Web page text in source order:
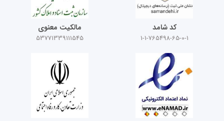
کد شامد
1-1-765498-65-0-1
مالکیت معنوی
53771339111545